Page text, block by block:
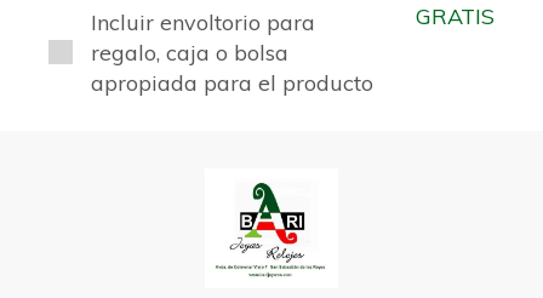
Incluir envoltorio para
regalo, caja o bolsa
apropiada para el producto
GRATIS